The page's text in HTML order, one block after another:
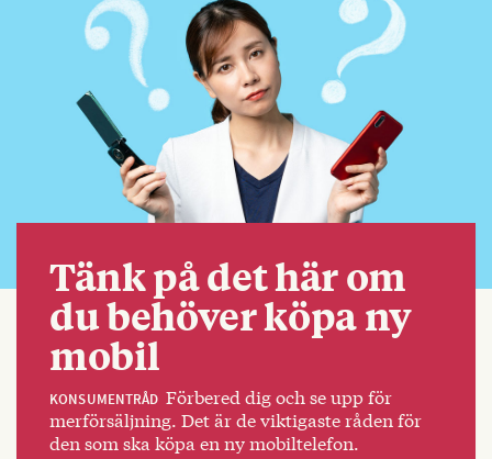
Tänk på det här om
du behöver köpa ny
mobil
KONSUMENTRÅD Förbered dig och se upp för
merförsäljning. Det är de viktigaste råden för
den som ska köpa en ny mobiltelefon.